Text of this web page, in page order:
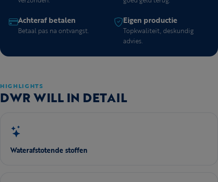
Achteraf betalen
Betaal pas na ontvangst.
Eigen productie
Topkwaliteit, deskundig
advies.
HIGHLIGHTS
DWR WILL IN DETAIL
Waterafstotende stoffen